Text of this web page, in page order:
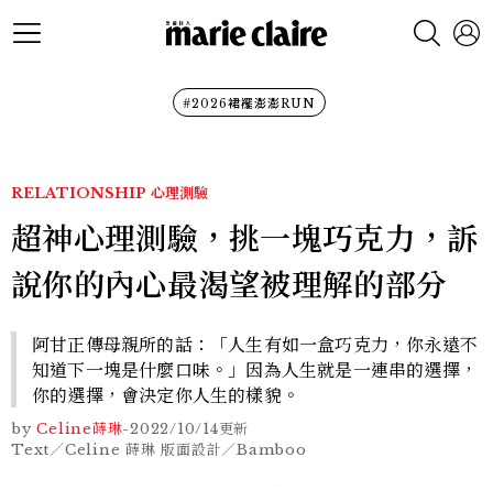
#2026裙襬澎澎RUN
RELATIONSHIP 心理測驗
超神心理測驗，挑一塊巧克力，訴
說你的內心最渴望被理解的部分
阿甘正傳母親所的話：「人生有如一盒巧克力，你永遠不
知道下一塊是什麼口味。」因為人生就是一連串的選擇，
你的選擇，會決定你人生的樣貌。
by Celine蒔琳-2022/10/14更新
Text／Celine 蒔琳 版面設計／Bamboo